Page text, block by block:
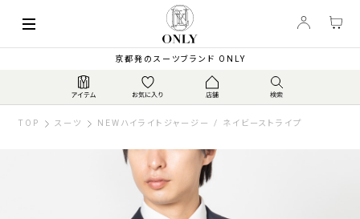
京都発のスーツブランド ONLY
TOP スーツ NEWハイライトジャージー / ネイビーストライプ